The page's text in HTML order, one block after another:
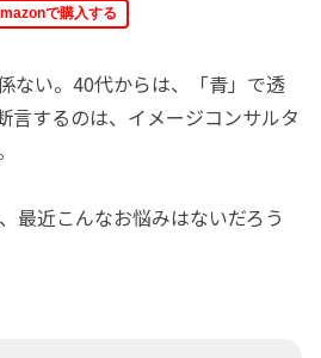
で購入する
ない。40代からは、「青」で透
言するのは、イメージコンサルタ
最近こんなお悩みはないだろう